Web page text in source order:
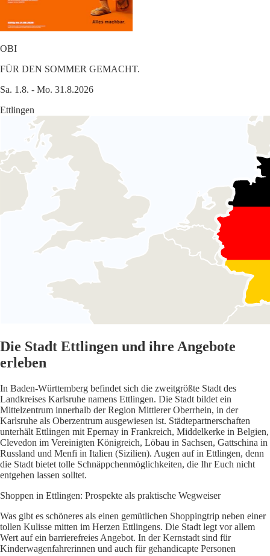
OBI
FÜR DEN SOMMER GEMACHT.
Sa. 1.8. - Mo. 31.8.2026
Ettlingen
Die Stadt Ettlingen und ihre Angebote
erleben
In Baden-Württemberg befindet sich die zweitgrößte Stadt des
Landkreises Karlsruhe namens Ettlingen. Die Stadt bildet ein
Mittelzentrum innerhalb der Region Mittlerer Oberrhein, in der
Karlsruhe als Oberzentrum ausgewiesen ist. Städtepartnerschaften
unterhält Ettlingen mit Epernay in Frankreich, Middelkerke in Belgien,
Clevedon im Vereinigten Königreich, Löbau in Sachsen, Gattschina in
Russland und Menfi in Italien (Sizilien). Augen auf in Ettlingen, denn
die Stadt bietet tolle Schnäppchenmöglichkeiten, die Ihr Euch nicht
entgehen lassen solltet.
Shoppen in Ettlingen: Prospekte als praktische Wegweiser
Was gibt es schöneres als einen gemütlichen Shoppingtrip neben einer
tollen Kulisse mitten im Herzen Ettlingens. Die Stadt legt vor allem
Wert auf ein barrierefreies Angebot. In der Kernstadt sind für
Kinderwagenfahrerinnen und auch für gehandicapte Personen